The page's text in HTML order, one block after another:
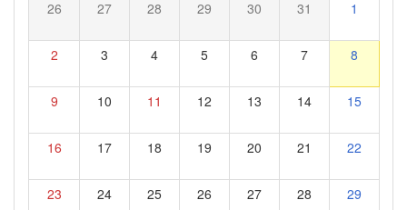
26 27 28 29 30 31 1
2 3 4 5 6 7 8
9 10 11 12 13 14 15
16 17 18 19 20 21 22
23 24 25 26 27 28 29